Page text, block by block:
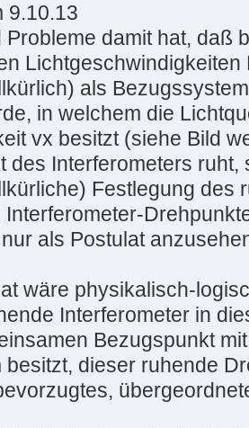
9.10.13
damit hat, daß
Lichtgeschwindigkeiten
als
in welchem die
vx besitzt (siehe Bild
des Interferometers ruht,
Festlegung des
Interferometer-
als Postulat
wäre physikalisch-
Interferometer in
Bezugspunkt
besitzt, dieser ruhende